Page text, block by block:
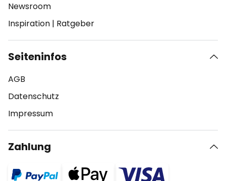
Newsroom
Inspiration | Ratgeber
Seiteninfos
AGB
Datenschutz
Impressum
Zahlung